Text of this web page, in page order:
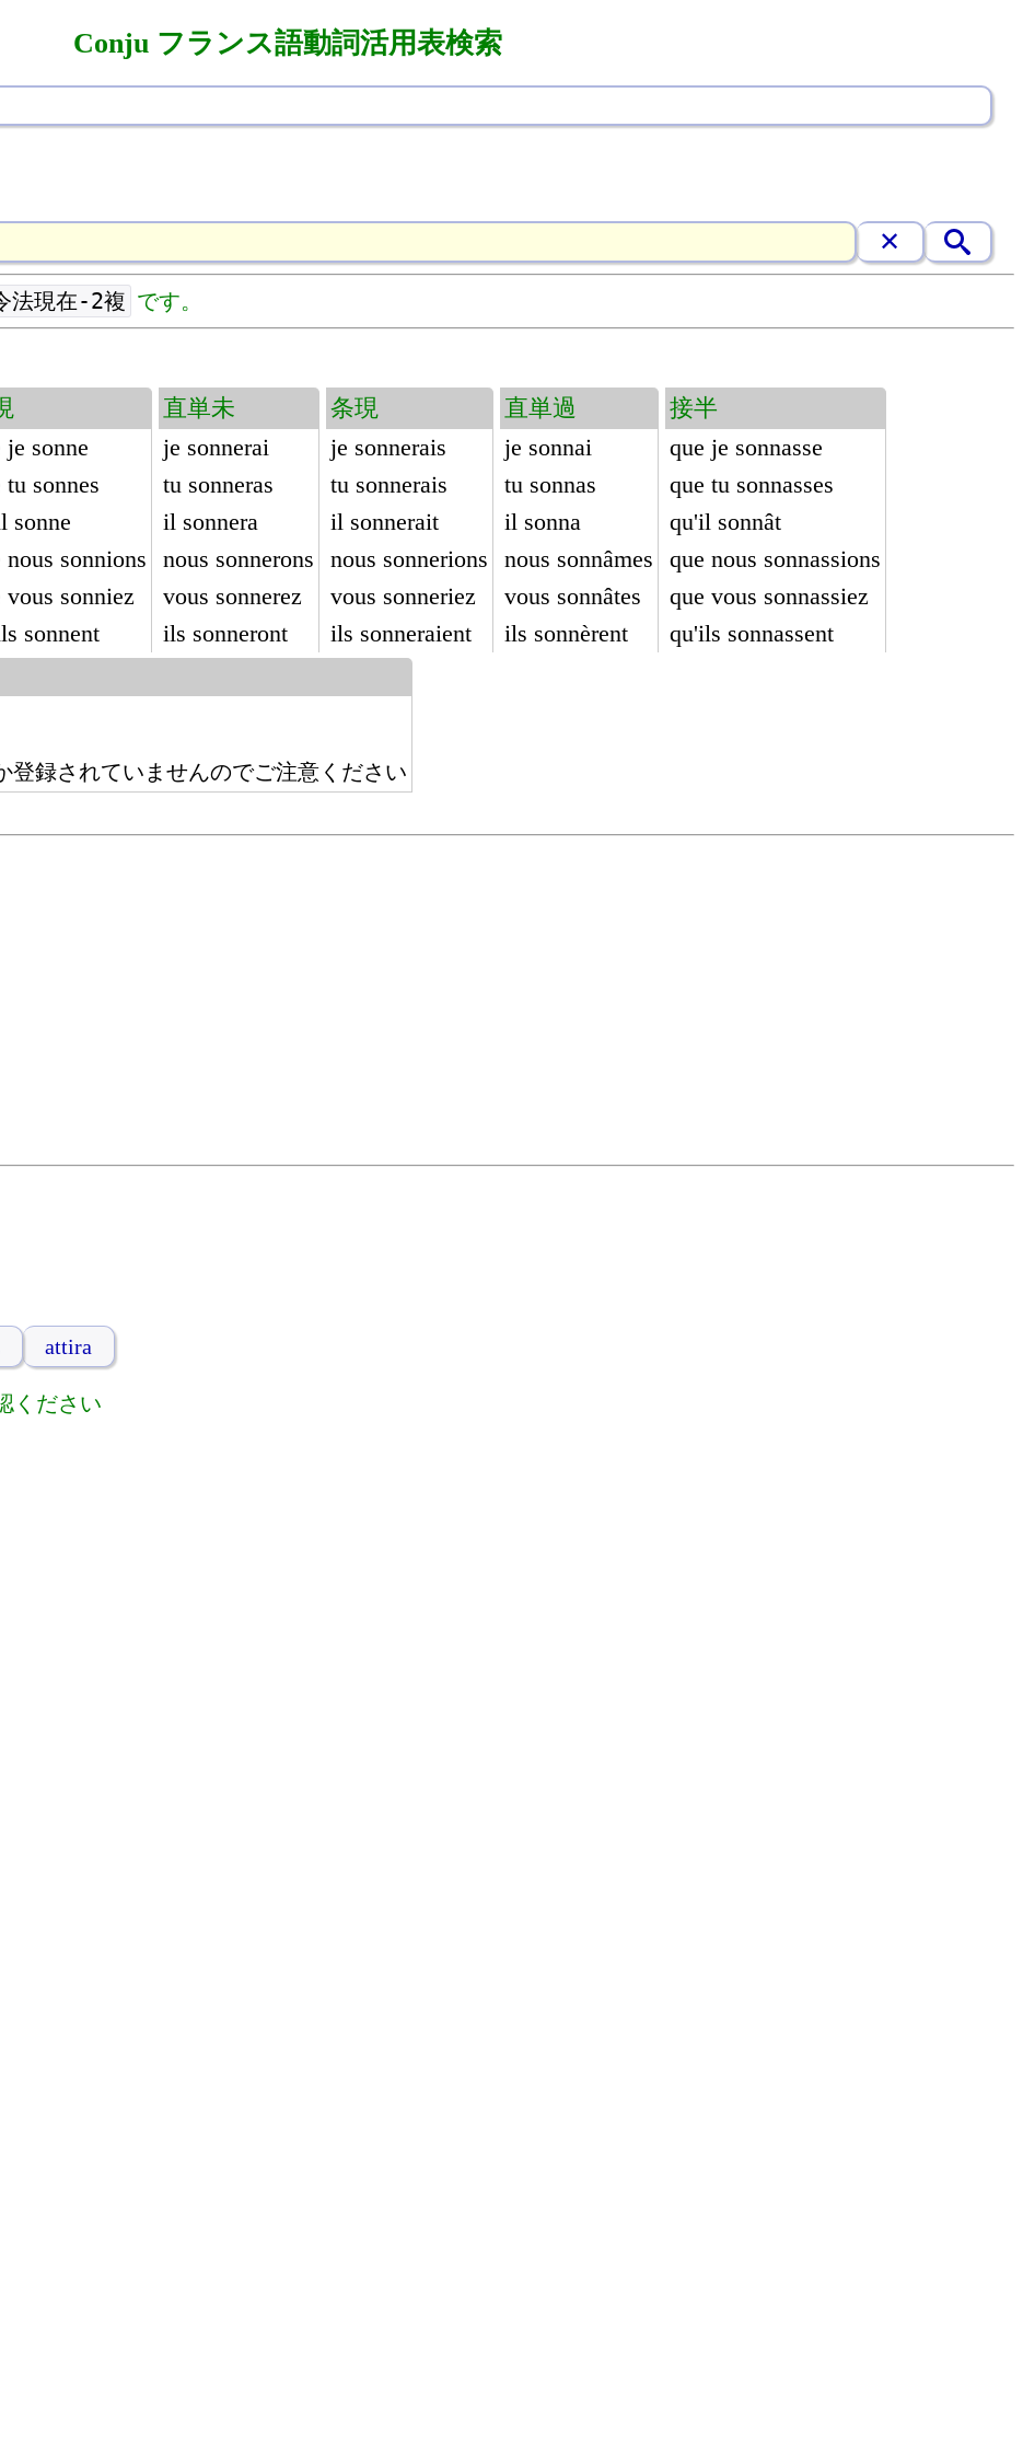
Conju フランス語動詞活用表検索
法現在-2複 です。
je sonne
tu sonnes
sonne
nous sonnions
vous sonniez
sonnent
直単未
je sonnerai
tu sonneras
il sonnera
nous sonnerons
vous sonnerez
ils sonneront
条現
je sonnerais
tu sonnerais
il sonnerait
nous sonnerions
vous sonneriez
ils sonneraient
直単過
je sonnai
tu sonnas
il sonna
nous sonnâmes
vous sonnâtes
ils sonnèrent
接半
que je sonnasse
que tu sonnasses
qu'il sonnât
que nous sonnassions
que vous sonnassiez
qu'ils sonnassent
登録されていませんのでご注意ください
attira
ください